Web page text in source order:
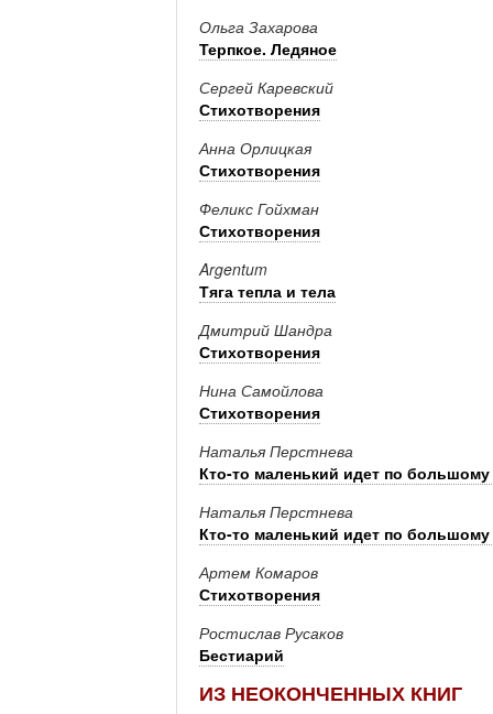
Ольга Захарова
Терпкое. Ледяное
Сергей Каревский
Стихотворения
Анна Орлицкая
Стихотворения
Феликс Гойхман
Стихотворения
Argentum
Тяга тепла и тела
Дмитрий Шандра
Стихотворения
Нина Самойлова
Стихотворения
Наталья Перстнева
Кто­-то маленький идет по большому
Наталья Перстнева
Кто­-то маленький идет по большому
Артем Комаров
Стихотворения
Ростислав Русаков
Бестиарий
ИЗ НЕОКОНЧЕННЫХ КНИГ